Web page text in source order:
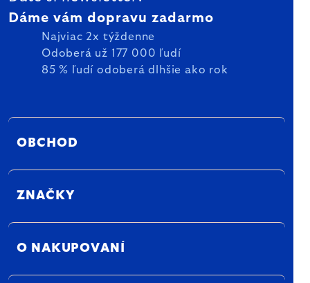
Dáme vám dopravu zadarmo
Najviac 2x týždenne
Odoberá už 177 000 ľudí
85 % ľudí odoberá dlhšie ako rok
OBCHOD
ZNAČKY
O NAKUPOVANÍ